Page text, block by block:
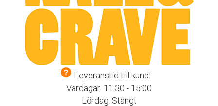
Leveranstid till kund:
Vardagar: 11:30 - 15:00
Lördag: Stängt